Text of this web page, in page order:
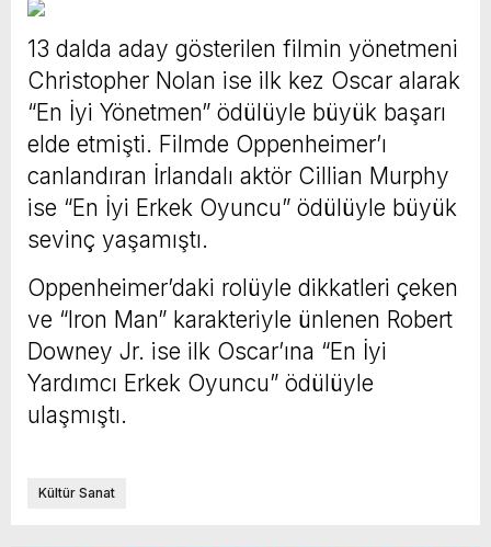
13 dalda aday gösterilen filmin yönetmeni
Christopher Nolan ise ilk kez Oscar alarak
“En İyi Yönetmen” ödülüyle büyük başarı
elde etmişti. Filmde Oppenheimer’ı
canlandıran İrlandalı aktör Cillian Murphy
ise “En İyi Erkek Oyuncu” ödülüyle büyük
sevinç yaşamıştı.
Oppenheimer’daki rolüyle dikkatleri çeken
ve “Iron Man” karakteriyle ünlenen Robert
Downey Jr. ise ilk Oscar’ına “En İyi
Yardımcı Erkek Oyuncu” ödülüyle
ulaşmıştı.
Kültür Sanat